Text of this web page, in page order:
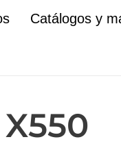
Catálogos y